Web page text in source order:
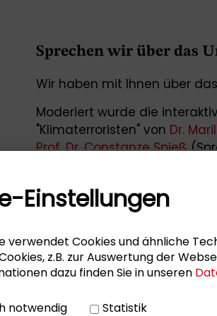
Sprechen wir über das
Wir haben mit Ihnen über
Moderiert wurde die
"Klimaterroristen" von Dr.
Prof. Dr. Constanze Spieß
Kommunikationsforschung,
Innovationsmanagement an
(Polizeipräsident im
Der Eintritt zur Ausstellung
waren kostenfrei.
Ansprechpartnerin ist
Einstellungen
verwendet Cookies und ähnliche
z.B. zur Auswertung der
dazu finden Sie in unseren
notwendig Statistik